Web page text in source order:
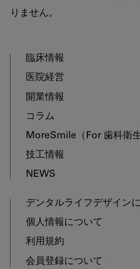
りません。
臨床情報
医院経営
開業情報
コラム
MoreSmile （For 歯科衛
技工情報
NEWS
デンタルライフデザイン
個人情報について
利用規約
会員登録について